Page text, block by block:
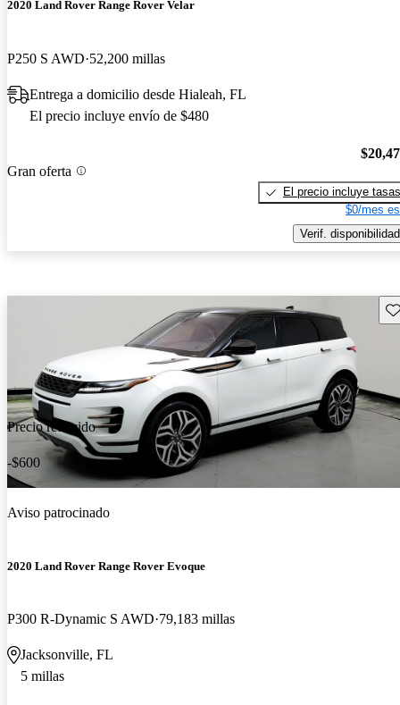
2020 Land Rover Range Rover Velar
P250 S AWD 52,200 millas
Entrega a domicilio desde Hialeah, FL
El precio incluye envío de $480
Gran oferta
El precio incluye tasas
$0/mes
Verif. disponibilidad
Precio reducido
-$600
Aviso patrocinado
2020 Land Rover Range Rover Evoque
P300 R-Dynamic S AWD 79,183 millas
Jacksonville, FL
5 millas